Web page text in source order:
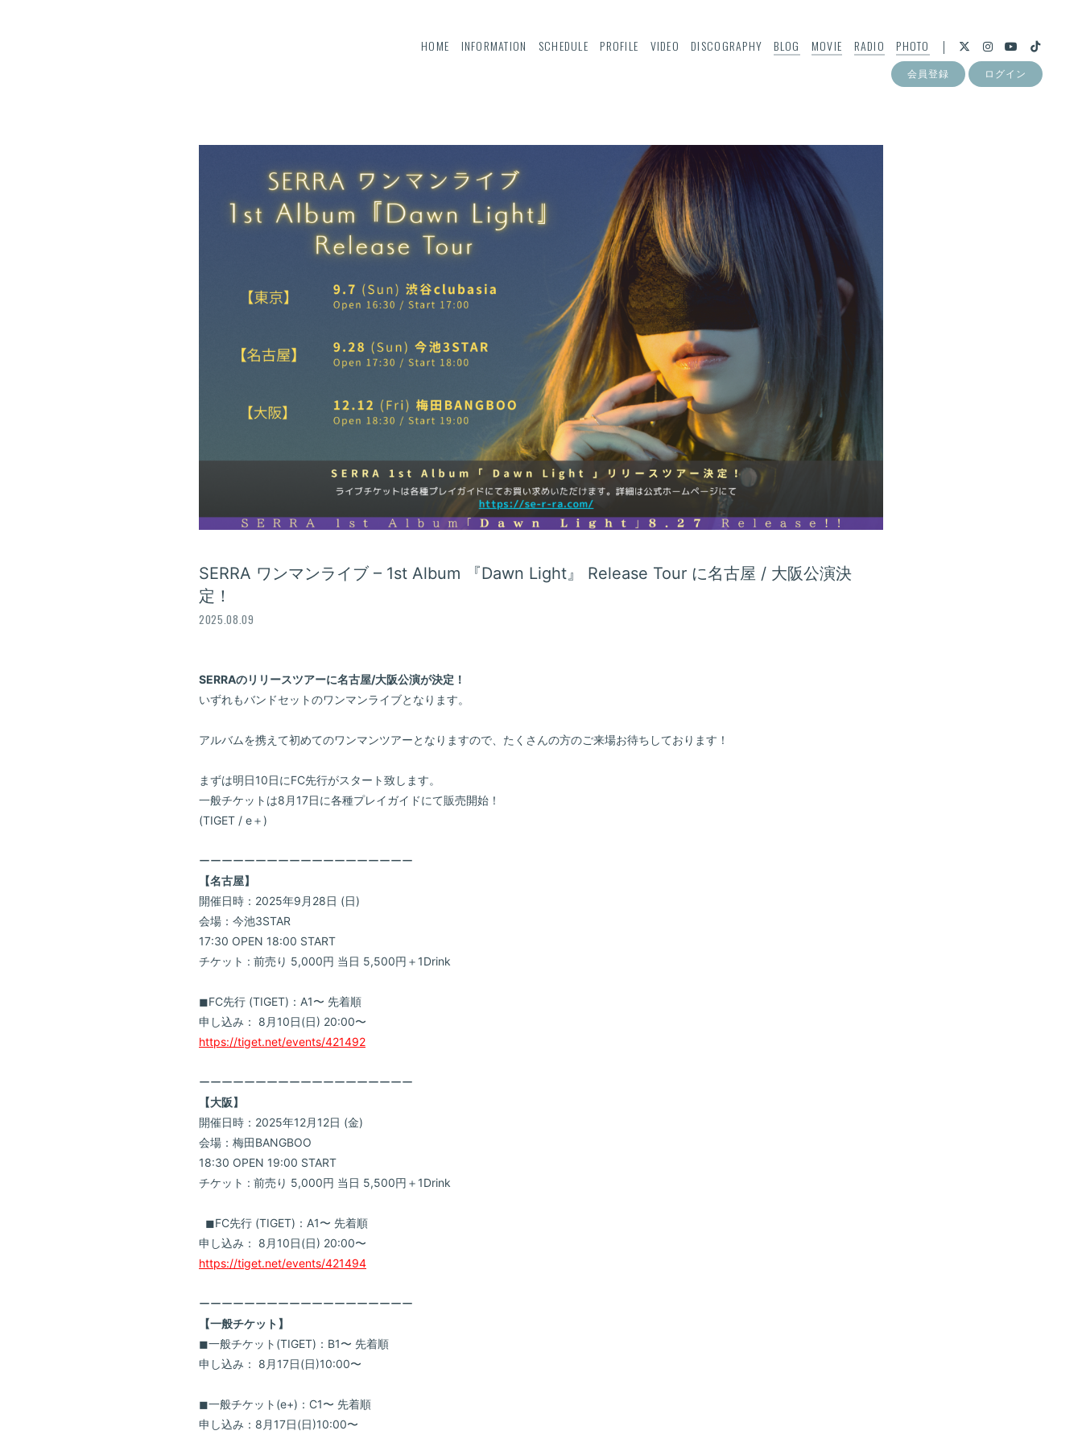
HOME INFORMATION SCHEDULE PROFILE VIDEO DISCOGRAPHY BLOG MOVIE RADIO PHOTO
会員登録 ログイン
SERRA ワンマンライブ – 1st Album 『Dawn Light』 Release Tour に名古屋 / 大阪公演決
定！
2025.08.09
SERRAのリリースツアーに名古屋/大阪公演が決定！
いずれもバンドセットのワンマンライブとなります。
アルバムを携えて初めてのワンマンツアーとなりますので、たくさんの方のご来場お待ちしております！
まずは明日10日にFC先行がスタート致します。
一般チケットは8月17日に各種プレイガイドにて販売開始！
(TIGET / e＋)
ーーーーーーーーーーーーーーーーーーー
【名古屋】
開催日時：2025年9月28日 (日)
会場：今池3STAR
17:30 OPEN 18:00 START
チケット : 前売り 5,000円 当日 5,500円＋1Drink
◼︎FC先行 (TIGET)：A1〜 先着順
申し込み： 8月10日(日) 20:00〜
https://tiget.net/events/421492
ーーーーーーーーーーーーーーーーーーー
【大阪】
開催日時：2025年12月12日 (金)
会場：梅田BANGBOO
18:30 OPEN 19:00 START
チケット : 前売り 5,000円 当日 5,500円＋1Drink
◼︎FC先行 (TIGET)：A1〜 先着順
申し込み： 8月10日(日) 20:00〜
https://tiget.net/events/421494
ーーーーーーーーーーーーーーーーーーー
【一般チケット】
◼︎一般チケット(TIGET)：B1〜 先着順
申し込み： 8月17日(日)10:00〜
◼︎一般チケット(e+)：C1〜 先着順
申し込み：8月17日(日)10:00〜